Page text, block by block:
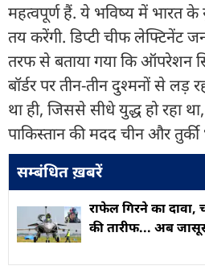
महत्वपूर्ण हैं. ये भविष्य में भारत
तय करेंगी. डिप्टी चीफ लेफ्टिनेंट
तरफ से बताया गया कि ऑपरेशन
बॉर्डर पर तीन-तीन दुश्मनों से लड़
था ही, जिससे सीधे युद्ध हो रहा
पाकिस्तान की मदद चीन और
सम्बंधित ख़बरें
राफेल गिरने का दावा,
की तारीफ... अब